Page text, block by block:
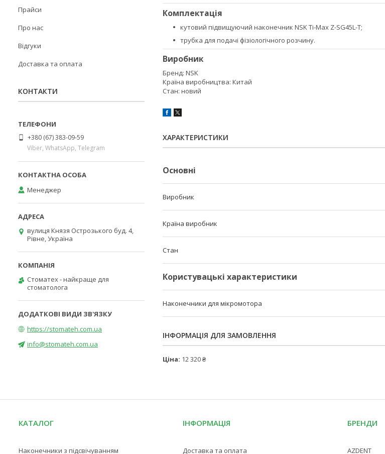
Комплектація
кутовий підвищуючий наконечник NSK Ti-Max Z-SG45L-T;
трубка для подачі фізіологічного розчину.
Виробник
Бренд: NSK
Країна виробництва: Китай
Стан: новий
ХАРАКТЕРИСТИКИ
Основні
Виробник
Країна виробник
Стан
Користувацькі характеристики
Наконечники для мікромотора
ІНФОРМАЦІЯ ДЛЯ ЗАМОВЛЕННЯ
Ціна: 12 320 ₴
Прайси
Про нас
Відгуки
Доставка та оплата
КОНТАКТИ
+380 (67) 383-09-59
Viber, WhatsApp, Telegram
Менеджер
вулиця Князя Острозького буд. 4,
Рівне, Україна
Стоматех - найкраще для
стоматолога
https://stomateh.com.ua
info@stomateh.com.ua
КАТАЛОГ
Наконечники з підсвічуванням
ІНФОРМАЦІЯ
Доставка та оплата
БРЕНДИ
AZDENT